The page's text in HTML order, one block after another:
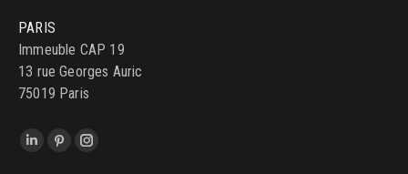
PARIS
Immeuble CAP 19
13 rue Georges Auric
75019 Paris
Trouvez nous sur :
LinkedInPinterestInstagram